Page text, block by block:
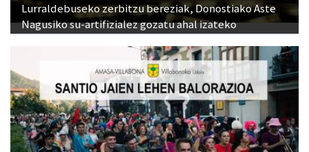
Lurraldebuseko zerbitzu bereziak, Donostiako Aste
Nagusiko su-artifizialez gozatu ahal izateko